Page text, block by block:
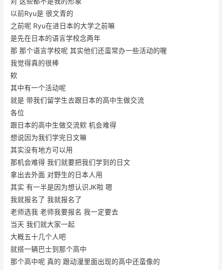
以前Ryu是 很文青的
之前呢 Ryu在进日本的大学之前嘛
是先在日本的语言学校念两年
那 那个语言学校呢 其实他们还蛮常办一些活动的喔
我觉得真的很棒
欸
其中有一个活动呢
就是 带我们留学生去跟日本的高中生做交流
各位
跟日本的高中生做交流欸 机会难得
想说因为我们学完日文嘛
其实没有地方可以用
那机会难得 我们就要把我们学到的日文
拿出去外面 对野生的日本人用
其实 有一半是因为想认识JK啦 嗯
我就报名了 我就报名了
老师选我 老师我要报名 我一定要去
当天 我们就大家一起
大概五十几个人吧
就搭一辆巴士到那个高中
那个高中呢 真的 跟动漫里面出现的高中还蛮像的